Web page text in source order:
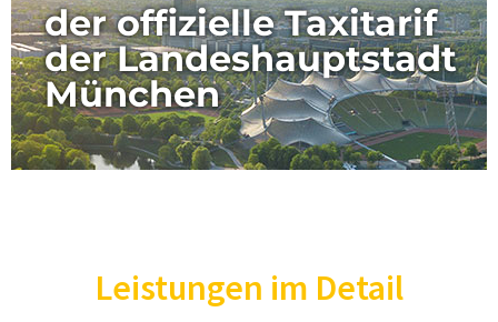
der offizielle Taxitarif
der Landeshauptstadt
München
Leistungen im Detail